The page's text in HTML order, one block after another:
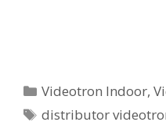
Videotron Indoor,
distributor